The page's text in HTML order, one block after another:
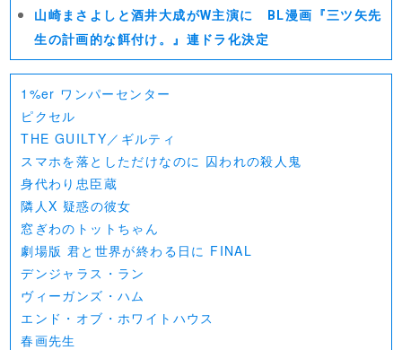
山崎まさよしと酒井大成がW主演に BL漫画『三ツ矢先
生の計画的な餌付け。』連ドラ化決定
1%er ワンパーセンター
ピクセル
THE GUILTY／ギルティ
スマホを落としただけなのに 囚われの殺人鬼
身代わり忠臣蔵
隣人X 疑惑の彼女
窓ぎわのトットちゃん
劇場版 君と世界が終わる日に FINAL
デンジャラス・ラン
ヴィーガンズ・ハム
エンド・オブ・ホワイトハウス
春画先生